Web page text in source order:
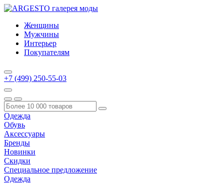
Женщины
Мужчины
Интерьер
Покупателям
+7 (499) 250-55-03
Одежда
Обувь
Аксессуары
Бренды
Новинки
Скидки
Специальное предложение
Одежда